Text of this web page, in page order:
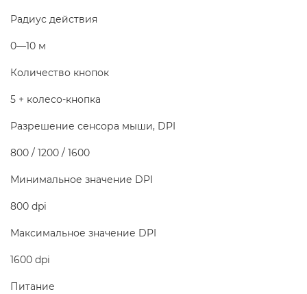
Радиус действия
0—10 м
Количество кнопок
5 + колесо-кнопка
Разрешение сенсора мыши, DPI
800 / 1200 / 1600
Минимальное значение DPI
800 dpi
Максимальное значение DPI
1600 dpi
Питание